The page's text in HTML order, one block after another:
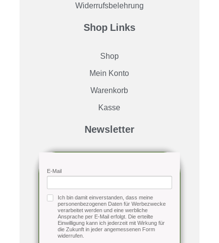
Widerrufsbelehrung
Shop Links
Shop
Mein Konto
Warenkorb
Kasse
Newsletter
E-Mail
Ich bin damit einverstanden, dass meine
personenbezogenen Daten für Werbezwecke
verarbeitet werden und eine werbliche
Ansprache per E-Mail erfolgt. Die erteilte
Einwilligung kann ich jederzeit mit Wirkung für
die Zukunft in jeder angemessenen Form
widerrufen.